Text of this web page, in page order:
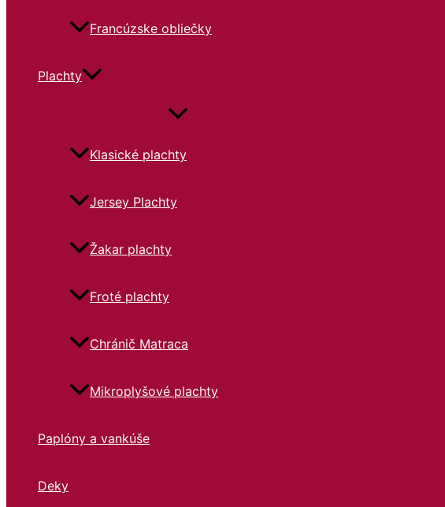
Francúzske obliečky
Plachty
Klasické plachty
Jersey Plachty
Žakar plachty
Froté plachty
Chránič Matraca
Mikroplyšové plachty
Paplóny a vankúše
Deky